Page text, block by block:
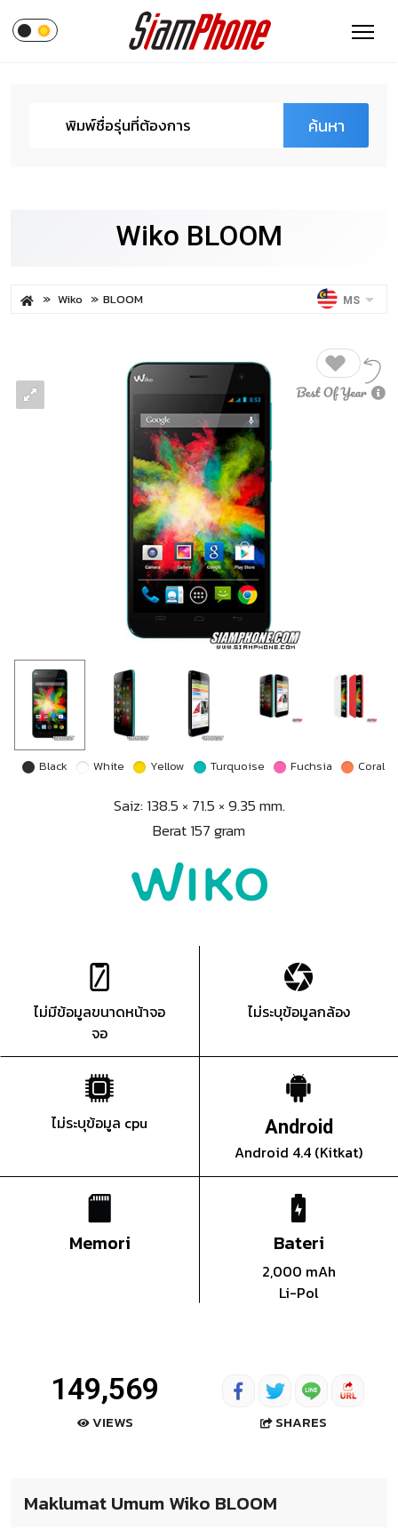
ค้นหา
Wiko BLOOM
Wiko BLOOM MS
Black White Yellow Turquoise Fuchsia Coral
Saiz: 138.5 × 71.5 × 9.35 mm.
Berat 157 gram
ไม่มีข้อมูลขนาดหน้าจอ
จอ
ไม่ระบุข้อมูลกล้อง
ไม่ระบุข้อมูล cpu Android
Android 4.4 (Kitkat)
Memori Bateri
2,000 mAh
Li-Pol
149,569
VIEWS SHARES
Maklumat Umum Wiko BLOOM